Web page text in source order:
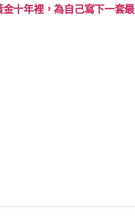
十年裡，為自己寫下一套最